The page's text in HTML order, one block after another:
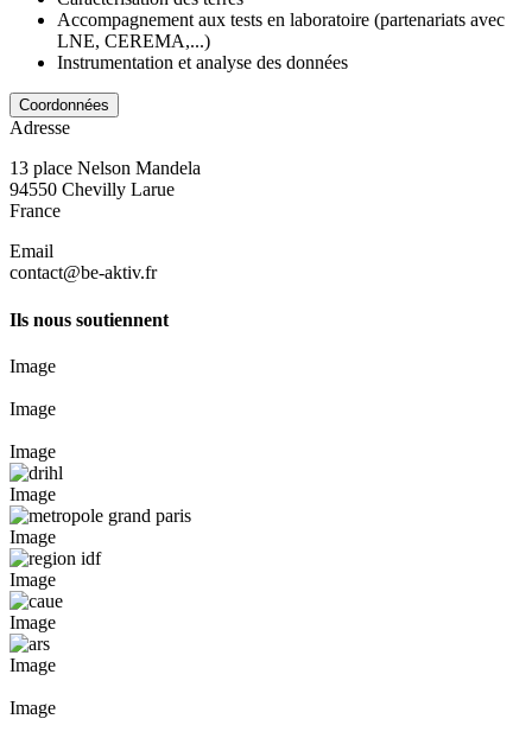
Accompagnement aux tests en laboratoire (partenariats avec
LNE, CEREMA,...)
Instrumentation et analyse des données
Coordonnées
Adresse
13 place Nelson Mandela
94550 Chevilly Larue
France
Email
contact@be-aktiv.fr
Ils nous soutiennent
Image
Image
Image
Image
Image
Image
Image
Image
Image